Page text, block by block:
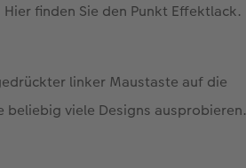
finden Sie den Punkt Effektlack.
linker Maustaste auf die
beliebig viele Designs ausprobieren.